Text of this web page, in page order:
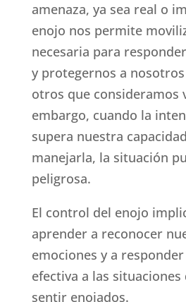
amenaza, ya sea real o
enojo nos permite
necesaria para
y protegernos a
otros que consideramos
embargo, cuando la
supera nuestra
manejarla, la situación
peligrosa.
El control del enojo
aprender a reconocer
emociones y a
efectiva a las situaciones
sentir enojados.